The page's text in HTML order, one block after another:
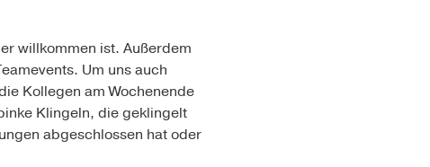
willkommen ist. Außerdem
Um uns auch
Kollegen am Wochenende
Klingeln, die geklingelt
abgeschlossen hat oder